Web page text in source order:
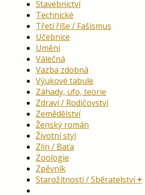
Stavebnictví
Technické
Třetí říše / Fašismus
Učebnice
Umění
Válečná
Vazba zdobná
Výukové tabule
Záhady, ufo, teorie
Zdraví / Rodičovství
Zemědělství
Ženský román
Životní styl
Zlín / Baťa
Zoologie
Zpěvník
Starožitnosti / Sběratelství